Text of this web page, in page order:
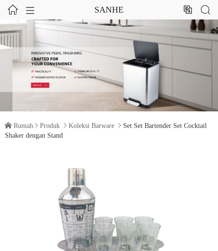
  SANHE  
 Rumah  Produk  Koleksi Barware  Set Set Bartender Set Cocktail
Shaker dengan Stand